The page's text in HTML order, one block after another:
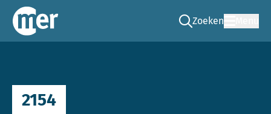
Commissie mer
Zoeken
Ga naar de zoek
2154